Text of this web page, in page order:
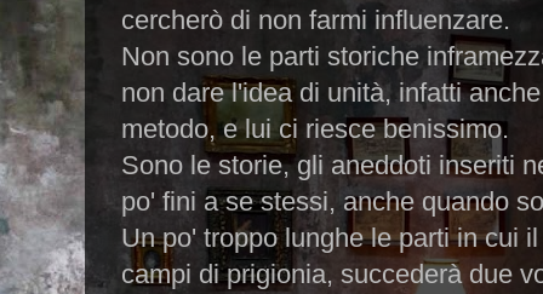
cercherò di non farmi influenzare.
Non sono le parti storiche
non dare l'idea di unità, infatti
metodo, e lui ci riesce benissimo.
Sono le storie, gli aneddoti inseriti
po' fini a se stessi, anche quando
Un po' troppo lunghe le parti in cui
campi di prigionia, succederà due